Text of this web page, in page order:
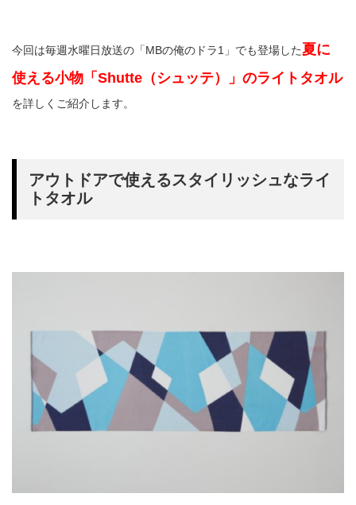
今回は毎週水曜日放送の「MBの俺のドラ1」でも登場した夏に
使える小物「Shutte（シュッテ）」のライトタオル
を詳しくご紹介します。
アウトドアで使えるスタイリッシュなライ
トタオル